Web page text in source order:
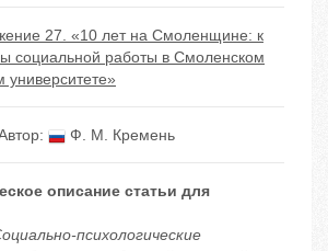
27. «10 лет на Смоленщине: к
социальной работы в Смоленском
университете»
Ф. М. Кремень
описание статьи для
психологические